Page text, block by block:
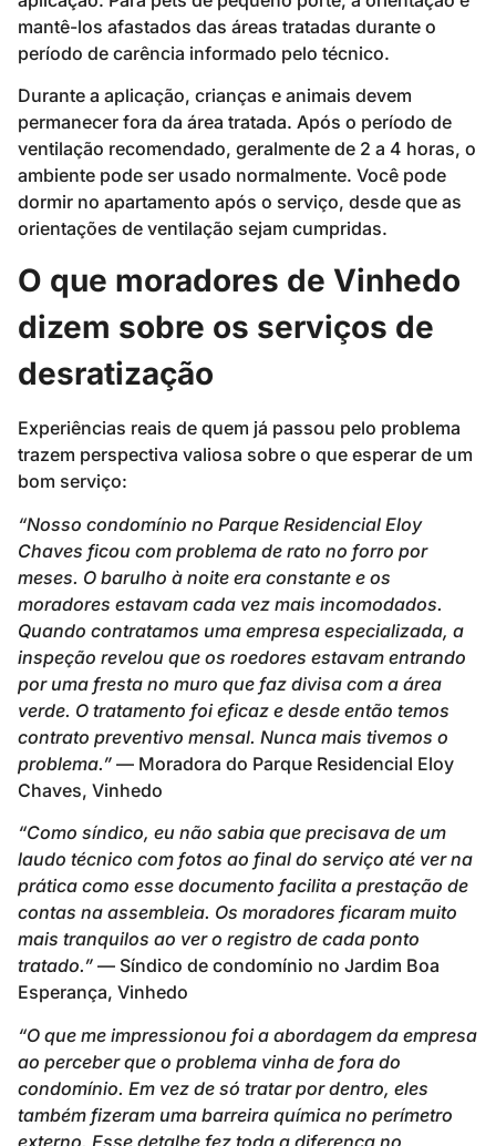
mantê-los afastados das áreas tratadas durante o
período de carência informado pelo técnico.
Durante a aplicação, crianças e animais devem
permanecer fora da área tratada. Após o período de
ventilação recomendado, geralmente de 2 a 4 horas, o
ambiente pode ser usado normalmente. Você pode
dormir no apartamento após o serviço, desde que as
orientações de ventilação sejam cumpridas.
O que moradores de Vinhedo
dizem sobre os serviços de
desratização
Experiências reais de quem já passou pelo problema
trazem perspectiva valiosa sobre o que esperar de um
bom serviço:
“Nosso condomínio no Parque Residencial Eloy
Chaves ficou com problema de rato no forro por
meses. O barulho à noite era constante e os
moradores estavam cada vez mais incomodados.
Quando contratamos uma empresa especializada, a
inspeção revelou que os roedores estavam entrando
por uma fresta no muro que faz divisa com a área
verde. O tratamento foi eficaz e desde então temos
contrato preventivo mensal. Nunca mais tivemos o
problema.” — Moradora do Parque Residencial Eloy
Chaves, Vinhedo
“Como síndico, eu não sabia que precisava de um
laudo técnico com fotos ao final do serviço até ver na
prática como esse documento facilita a prestação de
contas na assembleia. Os moradores ficaram muito
mais tranquilos ao ver o registro de cada ponto
tratado.” — Síndico de condomínio no Jardim Boa
Esperança, Vinhedo
“O que me impressionou foi a abordagem da empresa
ao perceber que o problema vinha de fora do
condomínio. Em vez de só tratar por dentro, eles
também fizeram uma barreira química no perímetro
externo. Esse detalhe fez toda a diferença no